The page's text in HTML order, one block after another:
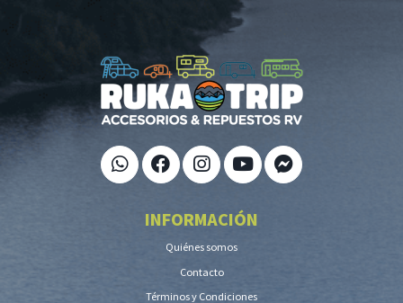
INFORMACIÓN
Quiénes somos
Contacto
Términos y Condiciones